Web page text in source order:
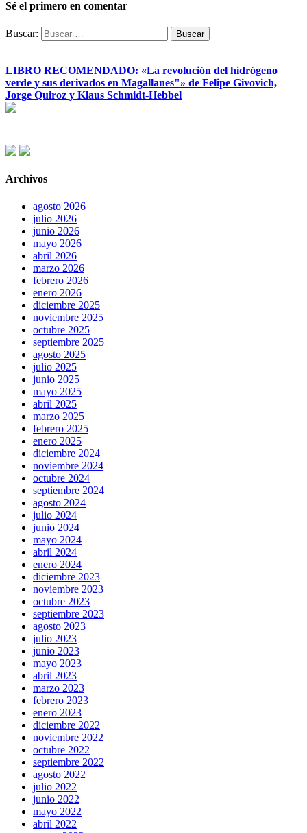
Sé el primero en comentar
Buscar:
LIBRO RECOMENDADO: «La revolución del hidrógeno
verde y sus derivados en Magallanes"» de Felipe Givovich,
Jorge Quiroz y Klaus Schmidt-Hebbel
Archivos
agosto 2026
julio 2026
junio 2026
mayo 2026
abril 2026
marzo 2026
febrero 2026
enero 2026
diciembre 2025
noviembre 2025
octubre 2025
septiembre 2025
agosto 2025
julio 2025
junio 2025
mayo 2025
abril 2025
marzo 2025
febrero 2025
enero 2025
diciembre 2024
noviembre 2024
octubre 2024
septiembre 2024
agosto 2024
julio 2024
junio 2024
mayo 2024
abril 2024
enero 2024
diciembre 2023
noviembre 2023
octubre 2023
septiembre 2023
agosto 2023
julio 2023
junio 2023
mayo 2023
abril 2023
marzo 2023
febrero 2023
enero 2023
diciembre 2022
noviembre 2022
octubre 2022
septiembre 2022
agosto 2022
julio 2022
junio 2022
mayo 2022
abril 2022